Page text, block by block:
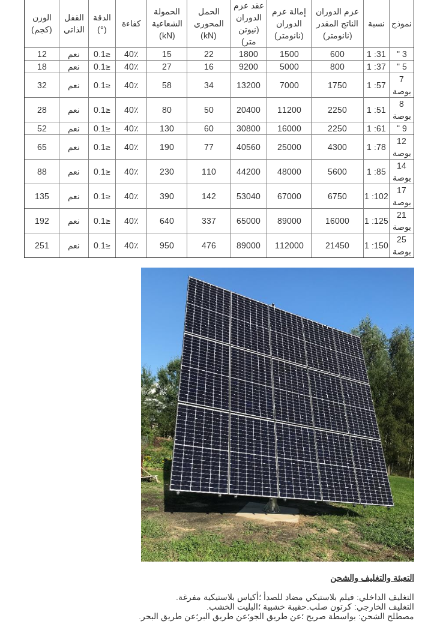
نموذج نسبة
عزم الدوران
الناتج المقدر
(نانومتر)
إمالة عزم
الدوران
(نانومتر)
عقد عزم
الدوران
(نيوتن
متر)
الحمل
المحوري
(kN)
الحمولة
الشعاعية
(kN)
كفاءة
الدقة
(°)
القفل
الذاتي
الوزن
(كجم)
3 "
31: 1
600
1500
1800
22
15 40٪ ≤0.1 نعم
12
5 "
37: 1
800
5000
9200
16
27 40٪ ≤0.1 نعم
18
7
بوصة
57: 1
1750
7000
13200
34
58 40٪ ≤0.1 نعم
32
8
بوصة
51: 1
2250
11200
20400
50
80 40٪ ≤0.1 نعم
28
9 "
61: 1
2250
16000
30800
60
130 40٪ ≤0.1 نعم
52
12
بوصة
78: 1
4300
25000
40560
77
190 40٪ ≤0.1 نعم
65
14
بوصة
85: 1
5600
48000
44200
110
230 40٪ ≤0.1 نعم
88
17
بوصة
102: 1
6750
67000
53040
142
390 40٪ ≤0.1 نعم
135
21
بوصة
125: 1
16000
89000
65000
337
640 40٪ ≤0.1 نعم
192
25
بوصة
150: 1
21450
112000
89000
476
950 40٪ ≤0.1 نعم 251
التعبئة والتغليف والشحن
التغليف الداخلي: فيلم بلاستيكي مضاد للصدأ ؛أكياس بلاستيكية مفرغة.
التغليف الخارجي: كرتون صلب.حقيبة خشبية ؛البليت الخشب.
مصطلح الشحن: بواسطة صريح ؛عن طريق الجو؛عن طريق البر؛عن طريق البحر.